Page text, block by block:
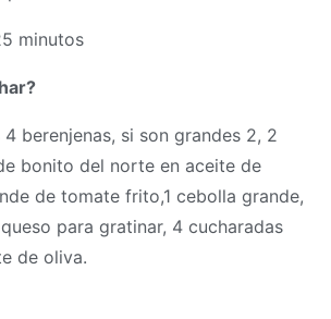
minutos
4 berenjenas, si son grandes 2, 2
bonito del norte en aceite de
de tomate frito,1 cebolla grande,
para gratinar, 4 cucharadas
de oliva.